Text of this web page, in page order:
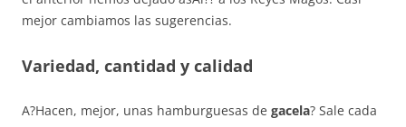
mejor cambiamos las sugerencias.
Variedad, cantidad y calidad
A?Hacen, mejor, unas hamburguesas de gacela? Sale cada